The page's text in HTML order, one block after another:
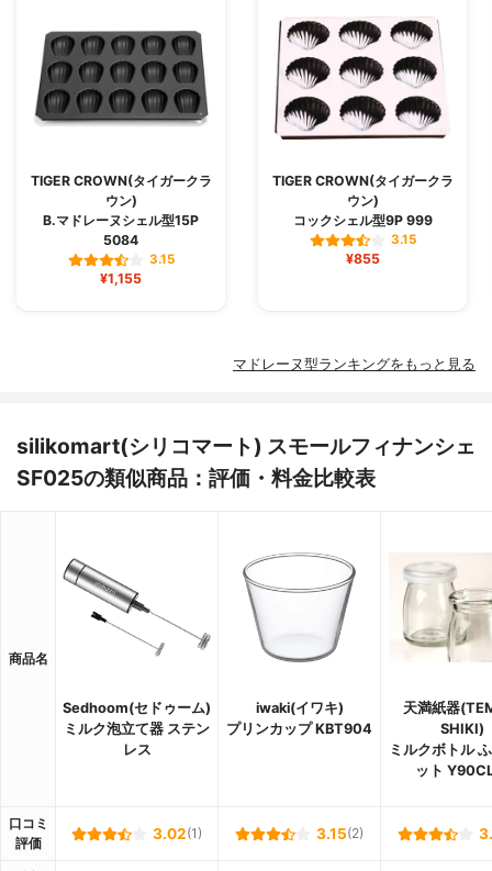
TIGER CROWN(タイガークラ
ウン)
B.マドレーヌシェル型15P
5084
3.15
¥1,155
TIGER CROWN(タイガークラ
ウン)
コックシェル型9P 999
3.15
¥855
マドレーヌ型ランキングをもっと見る
silikomart(シリコマート) スモールフィナンシェ
SF025の類似商品：評価・料金比較表
商品名
Sedhoom(セドゥーム)
ミルク泡立て器 ステン
レス
iwaki(イワキ)
プリンカップ KBT904
天満紙器
SHIKI)
ミルクボトル
ット
口コミ
評価
3.02(1) 3.15(2)